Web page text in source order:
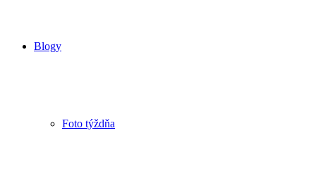
Blogy
Foto týždňa